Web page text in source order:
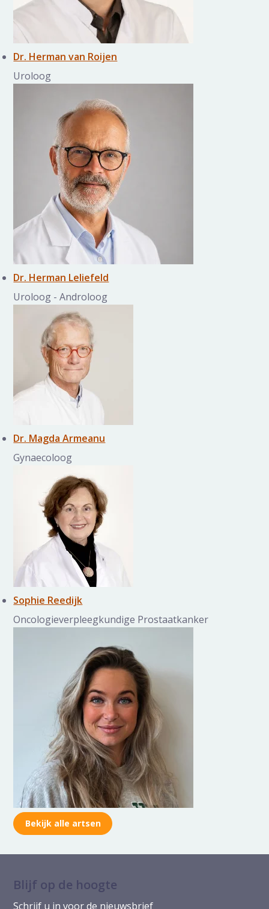
Dr. Herman van Roijen
Uroloog
Dr. Herman Leliefeld
Uroloog - Androloog
Dr. Magda Armeanu
Gynaecoloog
Sophie Reedijk
Oncologieverpleegkundige Prostaatkanker
Bekijk alle artsen
Blijf op de hoogte
Schrijf u in voor de nieuwsbrief